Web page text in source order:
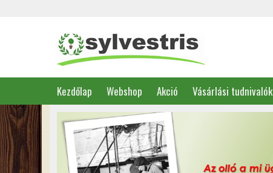
Kezdőlap Webshop Akció Vásárlási tudnivalók